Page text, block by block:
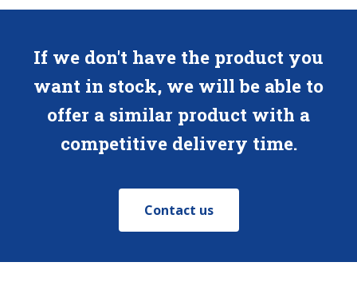
If we don't have the product you
want in stock, we will be able to
offer a similar product with a
competitive delivery time.
Contact us